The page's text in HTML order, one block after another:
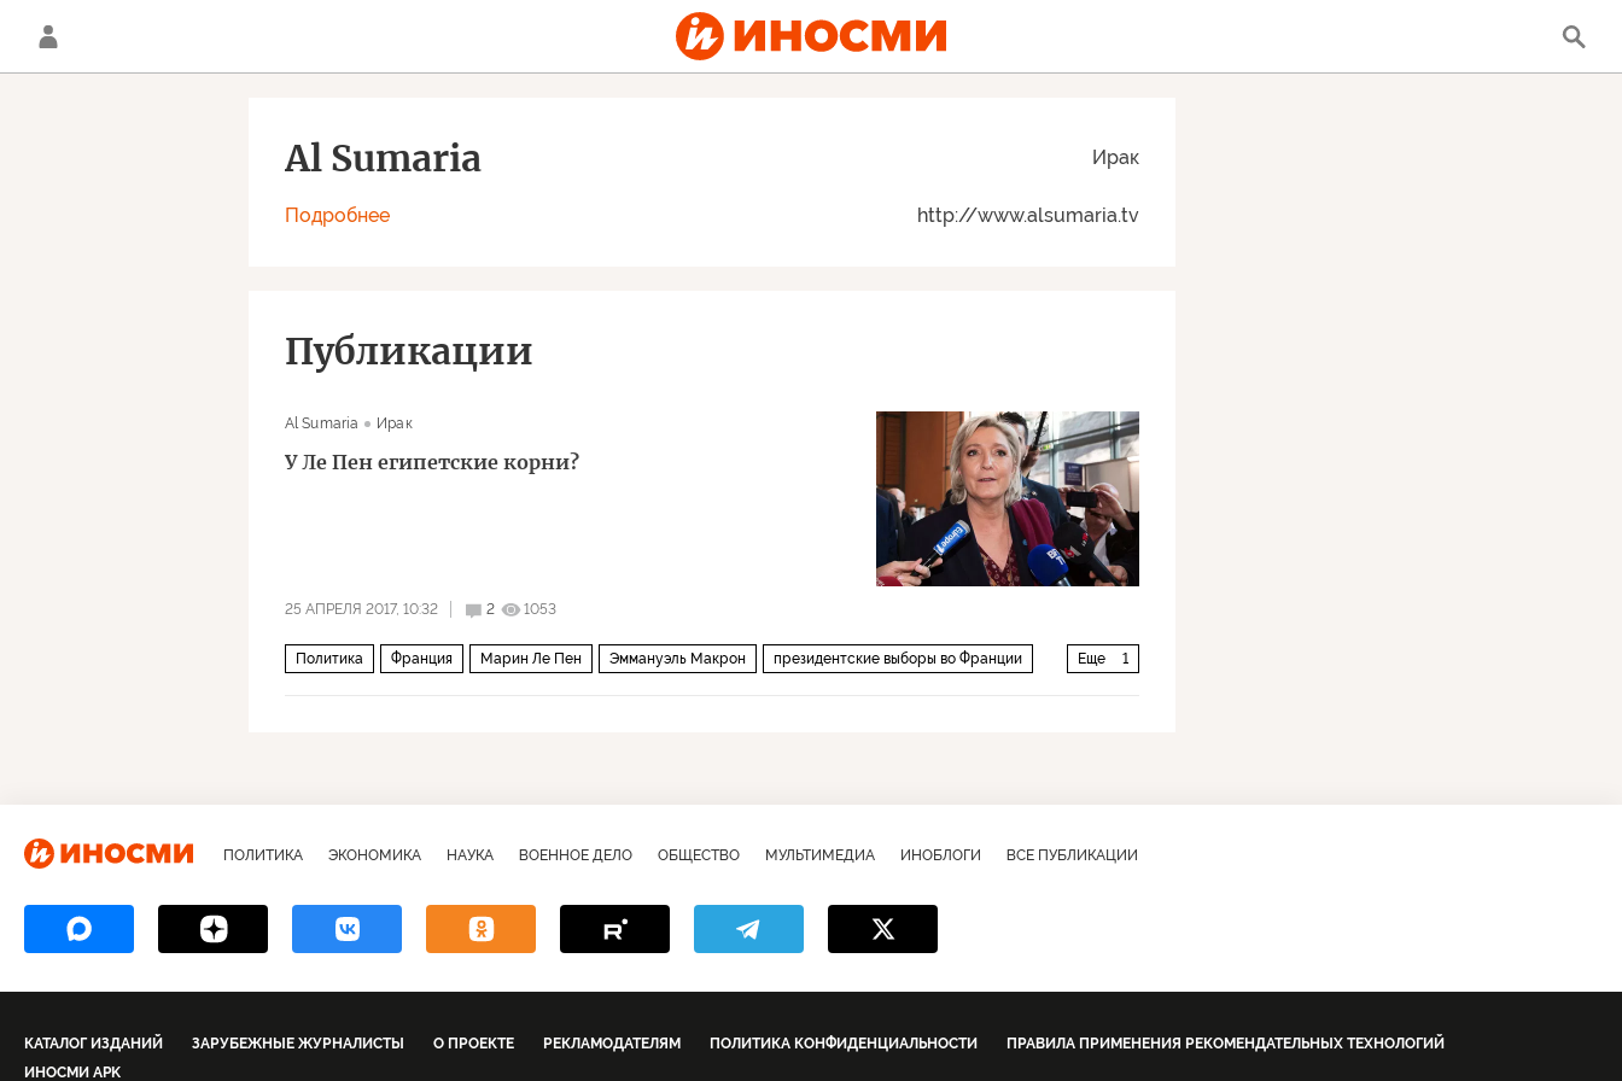
Ирак
http://www.alsumaria.tv
Al Sumaria
Подробнее
Публикации
Al Sumaria Ирак
У Ле Пен египетские корни?
25 АПРЕЛЯ 2017, 10:32 2 1053
Еще 1
Политика Франция Марин Ле Пен Эммануэль Макрон президентские выборы во Франции
ПОЛИТИКА ЭКОНОМИКА НАУКА ВОЕННОЕ ДЕЛО ОБЩЕСТВО МУЛЬТИМЕДИА ИНОБЛОГИ ВСЕ ПУБЛИКАЦИИ
КАТАЛОГ ИЗДАНИЙ ЗАРУБЕЖНЫЕ ЖУРНАЛИСТЫ О ПРОЕКТЕ РЕКЛАМОДАТЕЛЯМ ПОЛИТИКА КОНФИДЕНЦИАЛЬНОСТИ
ПРАВИЛА ПРИМЕНЕНИЯ РЕКОМЕНДАТЕЛЬНЫХ ТЕХНОЛОГИЙ
ИНОСМИ APK